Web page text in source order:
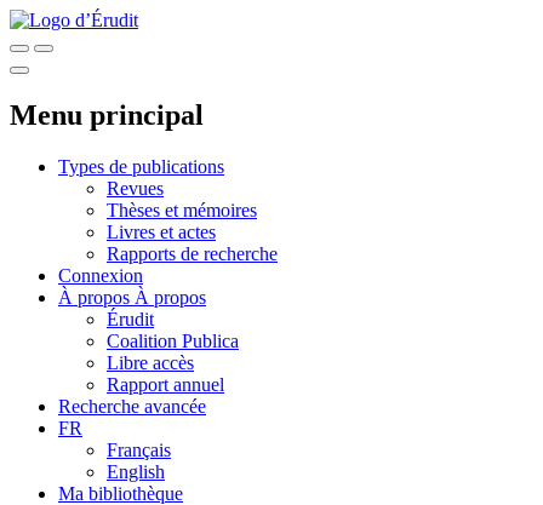
Menu principal
Types de publications
Revues
Thèses et mémoires
Livres et actes
Rapports de recherche
Connexion
À propos À propos
Érudit
Coalition Publica
Libre accès
Rapport annuel
Recherche avancée
FR
Français
English
Ma bibliothèque